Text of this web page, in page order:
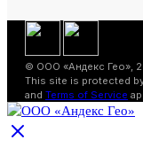
© ООО «Андекс Гео»,
This site is protected
and Terms of Service